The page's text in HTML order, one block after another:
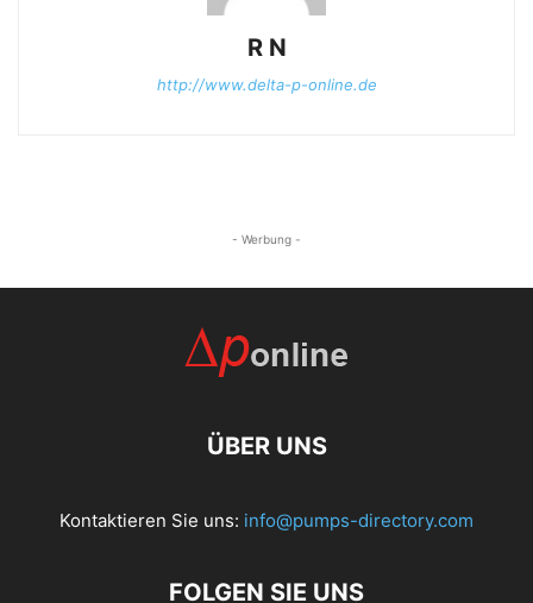
R N
http://www.delta-p-online.de
- Werbung -
ÜBER UNS
Kontaktieren Sie uns: info@pumps-directory.com
FOLGEN SIE UNS